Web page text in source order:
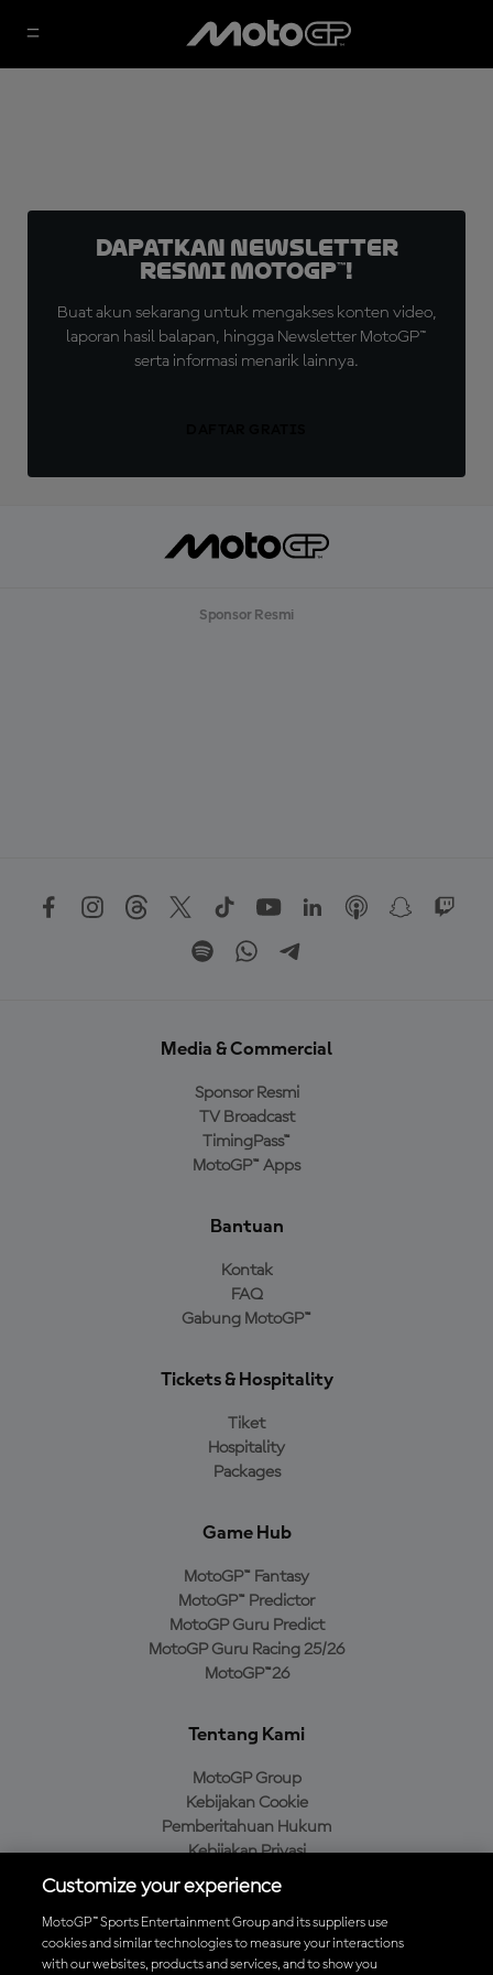
Dapatkan Newsletter
Resmi MotoGP™!
Buat akun sekarang untuk mengakses konten video,
laporan hasil balapan, hingga Newsletter MotoGP™
serta informasi menarik lainnya.
Sponsor Resmi
Media & Commercial
Sponsor Resmi
TV Broadcast
TimingPass™
MotoGP™ Apps
Bantuan
Kontak
FAQ
Gabung MotoGP™
Tickets & Hospitality
Tiket
Hospitality
Packages
Game Hub
MotoGP™ Fantasy
MotoGP™ Predictor
MotoGP Guru Predict
MotoGP Guru Racing 25/26
MotoGP™26
Tentang Kami
MotoGP Group
Kebijakan Cookie
Pemberitahuan Hukum
Kebijakan Privasi
Kebijakan Pembelian
Unduh Aplikasi Resmi MotoGP™
Customize your experience
MotoGP™ Sports Entertainment Group and its suppliers use
cookies and similar technologies to measure your interactions
with our websites, products and services, and to show you